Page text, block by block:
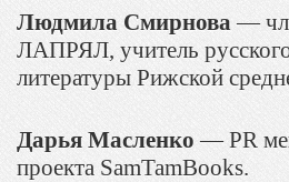
Людмила Смирнова —
ЛАПРЯЛ, учитель
литературы Рижской
Дарья Масленко — PR
проекта SamTamBooks.